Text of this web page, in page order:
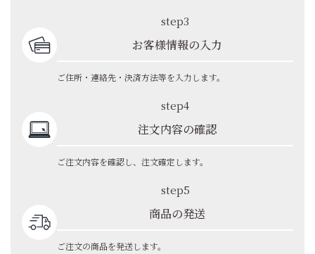
step3
お客様情報の入力
ご住所・連絡先・決済方法等を入力します。
step4
注文内容の確認
ご注文内容を確認し、注文確定します。
step5
商品の発送
ご注文の商品を発送します。